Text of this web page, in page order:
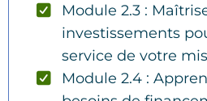
Module 2.3 :
investissements
service de votre
Module 2.4 :